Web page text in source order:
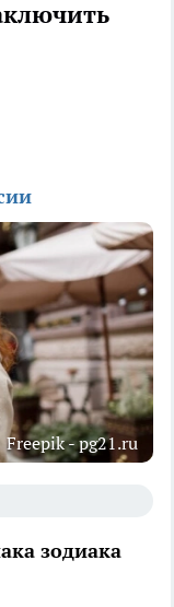
Freepik - pg21.ru
зодиака